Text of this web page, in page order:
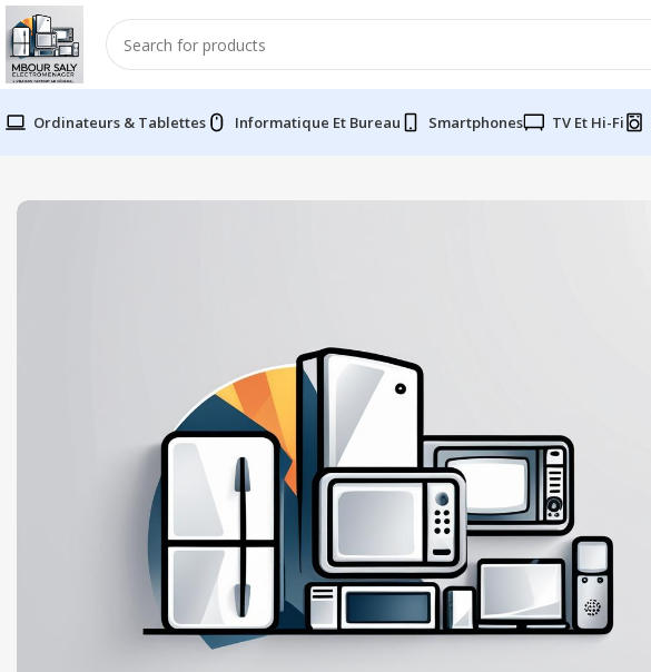
Ordinateurs & Tablettes Informatique Et Bureau Smartphones TV Et Hi-Fi